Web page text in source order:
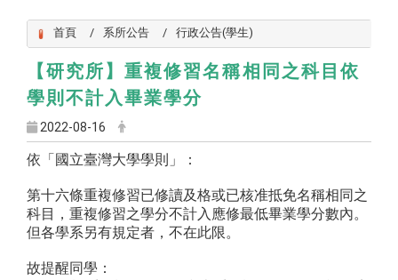
首頁 系所公告 行政公告(學生)
【研究所】重複修習名稱相同之科目依
學則不計入畢業學分
2022-08-16
依「國立臺灣大學學則」：
第十六條重複修習已修讀及格或已核准抵免名稱相同之
科目，重複修習之學分不計入應修最低畢業學分數內。
但各學系另有規定者，不在此限。
故提醒同學：